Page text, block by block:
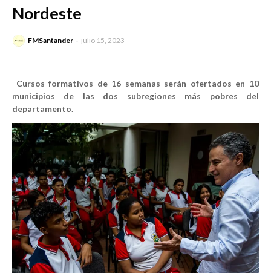
Nordeste
FMSantander julio 15, 2023
Cursos formativos de 16 semanas serán ofertados en 10
municipios de las dos subregiones más pobres del
departamento.